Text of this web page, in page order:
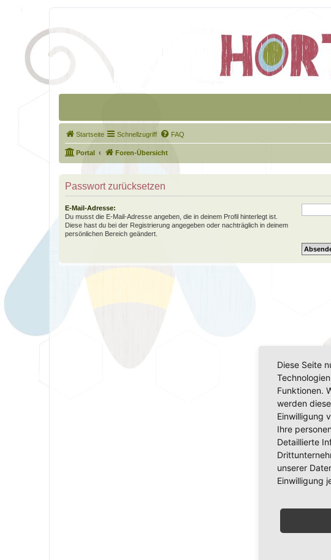
Startseite Schnellzugriff FAQ
Portal Foren-Übersicht
Passwort zurücksetzen
E-Mail-Adresse:
Du musst die E-Mail-Adresse angeben, die in deinem Profil hinterlegt ist.
Diese hast du bei der Registrierung angegeben oder nachträglich in deinem
persönlichen Bereich geändert.
Diese Seite
Funktionen.
werden
Einwilligung
Ihre
Detaillierte
unserer
Einwilligung